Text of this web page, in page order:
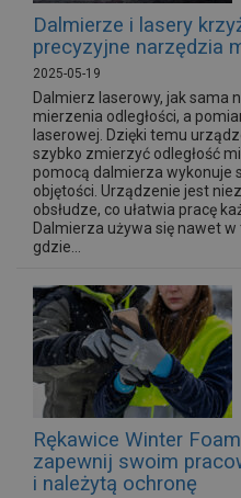
Dalmierze i lasery
precyzyjne narzędzia
2025-05-19
Dalmierz laserowy, jak sama
mierzenia odległości, a
laserowej. Dzięki temu
szybko zmierzyć odległość
pomocą dalmierza wykonuje
objętości. Urządzenie jest
obsłudze, co ułatwia pracę
Dalmierza używa się nawet
gdzie...
Rękawice Winter
zapewnij swoim
i należytą ochronę